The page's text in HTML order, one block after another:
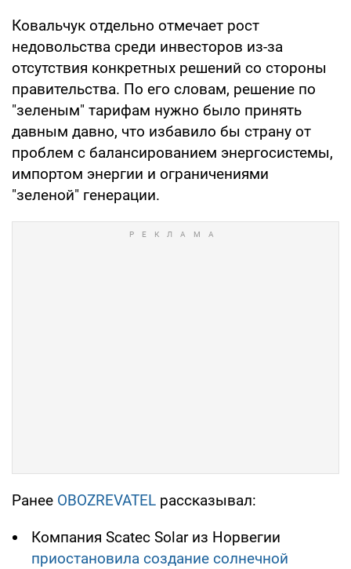
Ковальчук отдельно отмечает рост
недовольства среди инвесторов из-за
отсутствия конкретных решений со стороны
правительства. По его словам, решение по
"зеленым" тарифам нужно было принять
давным давно, что избавило бы страну от
проблем с балансированием энергосистемы,
импортом энергии и ограничениями
"зеленой" генерации.
Ранее OBOZREVATEL рассказывал:
Компания Scatec Solar из Норвегии
приостановила создание солнечной